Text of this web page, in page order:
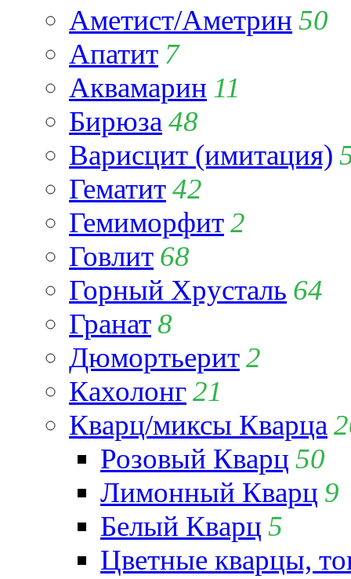
Аметист/Аметрин 50
Апатит 7
Аквамарин 11
Бирюза 48
Варисцит (имитация)
Гематит42
Гемиморфит2
Говлит 68
Горный Хрусталь 64
Гранат8
Дюмортьерит2
Кахолонг21
Кварц/миксы Кварца
Розовый Кварц 50
Лимонный Кварц 9
Белый Кварц 5
Цветные кварцы,